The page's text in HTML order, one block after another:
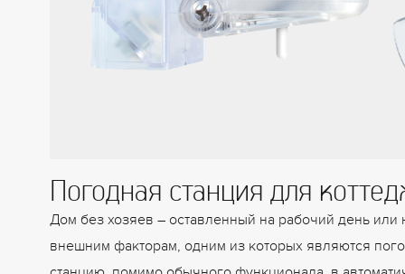
Погодная станция для
Дом без хозяев – оставленный на рабочий день или
внешним факторам, одним из которых являются